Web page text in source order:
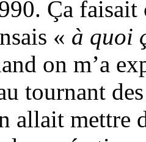
Ça
« à quoi
on m’a
tournant
allait